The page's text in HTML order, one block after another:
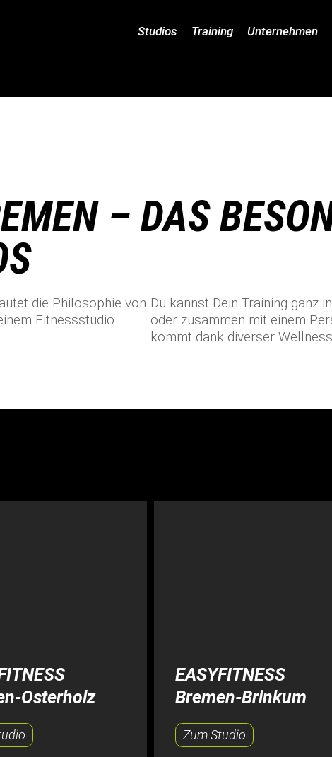
Studios Training Unternehmen
– DAS
die Philosophie von
Fitnessstudio
Du kannst Dein Training ganz
oder zusammen mit einem
kommt dank diverser
Osterholz
EASYFITNESS
Bremen-Brinkum
Zum Studio